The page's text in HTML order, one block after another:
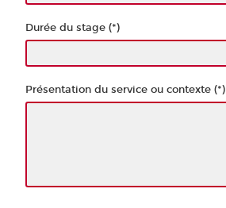
Durée du stage (*)
Présentation du service ou contexte (*)